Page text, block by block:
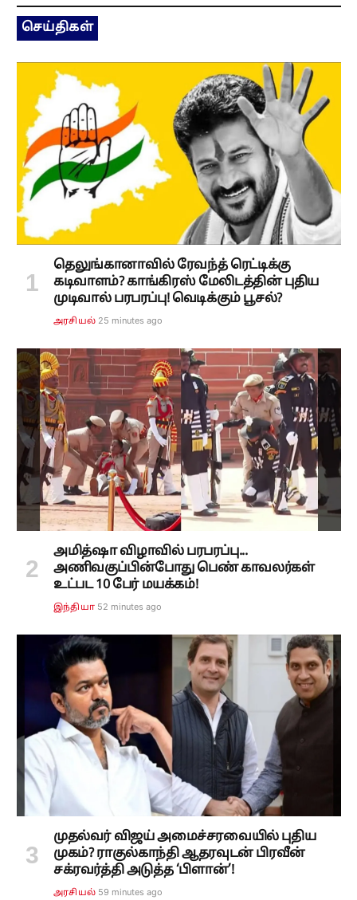
செய்திகள்
தெலுங்கானாவில் ரேவந்த் ரெட்டிக்கு
கடிவாளம்? காங்கிரஸ் மேலிடத்தின் புதிய
முடிவால் பரபரப்பு! வெடிக்கும் பூசல்?
அரசியல் 25 minutes ago
அமித்ஷா விழாவில் பரபரப்பு...
அணிவகுப்பின்போது பெண் காவலர்கள்
உட்பட 10 பேர் மயக்கம்!
இந்தியா 52 minutes ago
முதல்வர் விஜய் அமைச்சரவையில் புதிய
முகம்? ராகுல்காந்தி ஆதரவுடன் பிரவீன்
சக்ரவர்த்தி அடுத்த ‘பிளான்’!
அரசியல் 59 minutes ago